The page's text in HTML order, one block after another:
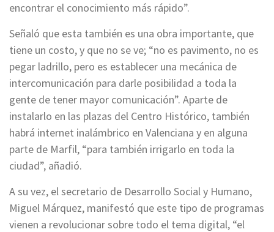
encontrar el conocimiento más rápido”.
Señaló que esta también es una obra importante, que
tiene un costo, y que no se ve; “no es pavimento, no es
pegar ladrillo, pero es establecer una mecánica de
intercomunicación para darle posibilidad a toda la
gente de tener mayor comunicación”. Aparte de
instalarlo en las plazas del Centro Histórico, también
habrá internet inalámbrico en Valenciana y en alguna
parte de Marfil, “para también irrigarlo en toda la
ciudad”, añadió.
A su vez, el secretario de Desarrollo Social y Humano,
Miguel Márquez, manifestó que este tipo de programas
vienen a revolucionar sobre todo el tema digital, “el